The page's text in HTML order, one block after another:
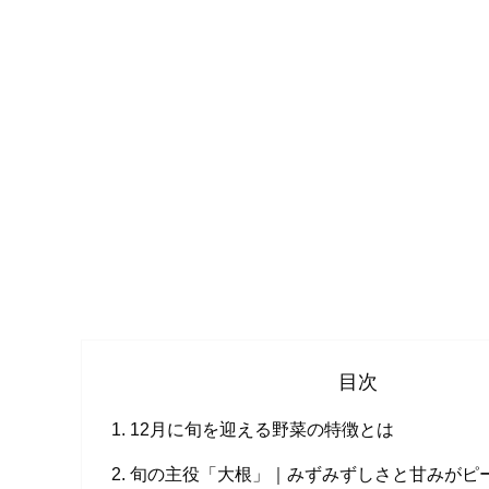
目次
12月に旬を迎える野菜の特徴とは
旬の主役「大根」｜みずみずしさと甘みがピ